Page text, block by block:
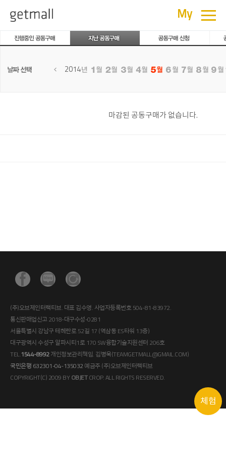
My ≡
공동구매
2014
마감된 공동구매가 없습니다.
(주)오브제인터랙티브. 대표 김수영. 사업자등록번호 504-81-83972.
통신판매업신고 2018-대구수성-0281
서울특별시 강남구 테헤란로 52길 17 (역삼동 ES타워 13층)
대구광역시 수성구 알파시티1로 170 SW융합기술지원센터 206호
TEL.1544-8992개인정보관리책임. 김병욱(TEAMGETMALL@GMAIL.COM)
국민은행 632301-04-135032 예금주 (주)오브제인터랙티브
COPYRIGHT(C) 2009 BYOBJETCROP. ALL RIGHTS RESERVED.
체험